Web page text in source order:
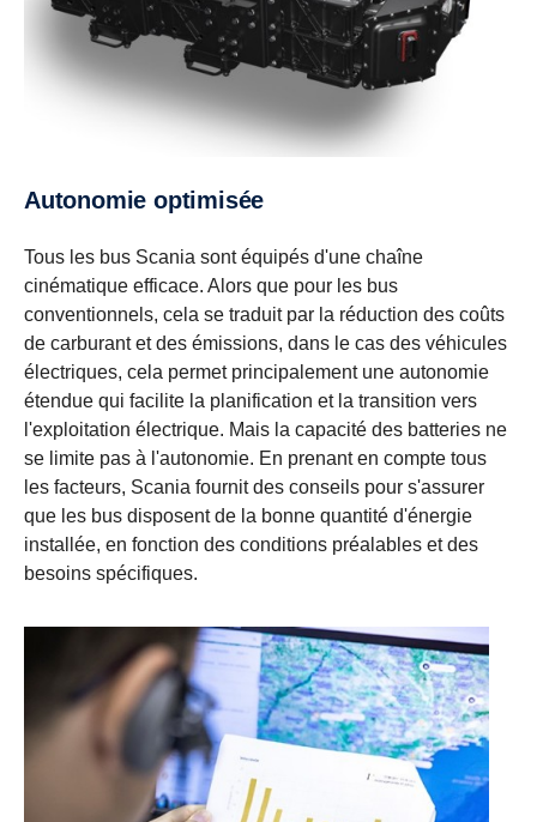
Autonomie optimisée
Tous les bus Scania sont équipés d'une chaîne
cinématique efficace. Alors que pour les bus
conventionnels, cela se traduit par la réduction des coûts
de carburant et des émissions, dans le cas des véhicules
électriques, cela permet principalement une autonomie
étendue qui facilite la planification et la transition vers
l'exploitation électrique. Mais la capacité des batteries ne
se limite pas à l'autonomie. En prenant en compte tous
les facteurs, Scania fournit des conseils pour s'assurer
que les bus disposent de la bonne quantité d'énergie
installée, en fonction des conditions préalables et des
besoins spécifiques.